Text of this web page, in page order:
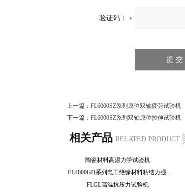
验证码：
上一篇： FL6000SZ系列原位双轴疲劳试验机
下一篇： FL6000SZ系列双轴原位拉伸试验机
相关产品 RELATED PRODUCT
陶瓷材料高温力学试验机
FL4000GD系列电工绝缘材料粘结力强度试验机
FLGL高温抗压力试验机